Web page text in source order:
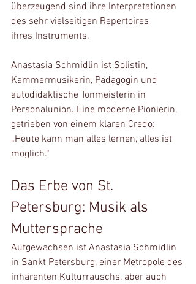
überzeugend sind ihre Interpretationen
des sehr vielseitigen Repertoires
ihres Instruments.
Anastasia Schmidlin ist Solistin,
Kammermusikerin, Pädagogin und
autodidaktische Tonmeisterin in
Personalunion. Eine moderne Pionierin,
getrieben von einem klaren Credo:
„Heute kann man alles lernen, alles ist
möglich.“
Das Erbe von St.
Petersburg: Musik als
Muttersprache
Aufgewachsen ist Anastasia Schmidlin
in Sankt Petersburg, einer Metropole des
inhärenten Kulturrauschs, aber auch